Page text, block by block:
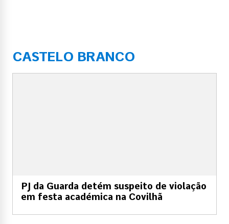
CASTELO BRANCO
PJ da Guarda detém suspeito de violação
em festa académica na Covilhã